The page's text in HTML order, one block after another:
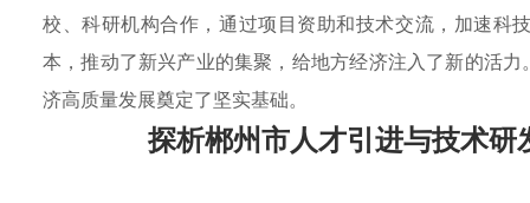
校、科研机构合作，通过项目资助和技术交流，加速科
本，推动了新兴产业的集聚，给地方经济注入了新的活
济高质量发展奠定了坚实基础。
探析郴州市人才引进与技术